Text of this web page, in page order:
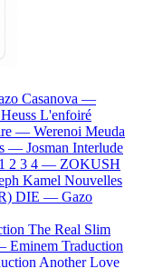
Casanova —
Heuss L'enfoiré
— Werenoi Meuda
— Josman Interlude
1 2 3 4 — ZOKUSH
Kamel Nouvelles
DIE — Gazo
The Real Slim
Eminem Traduction
Another Love